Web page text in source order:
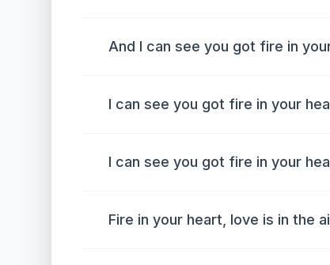
And I can see you got fire in
I can see you got fire in your
I can see you got fire in your
Fire in your heart, love is in the